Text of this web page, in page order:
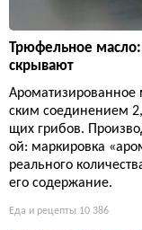
Трюфельное
скрывают
Ароматизированное
ским соединением
щих грибов.
ой: маркировка
реального
его содержание.
Еда и рецепты 10 386